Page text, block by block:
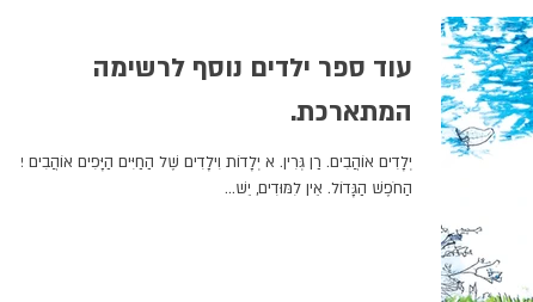
עוד ספר ילדים נוסף לרשימה
המתארכת.
יְלָדִים אוֹהֲבִים. רַן גְּרִין. א יְלָדוֹת וִילָדִים שֶׁל הַחַיִּים הַיָּפִים אוֹהֲבִים אֶת
הַחֹפֶשׁ הַגָּדוֹל. אֵין לִמּוּדִים, יֵשׁ...